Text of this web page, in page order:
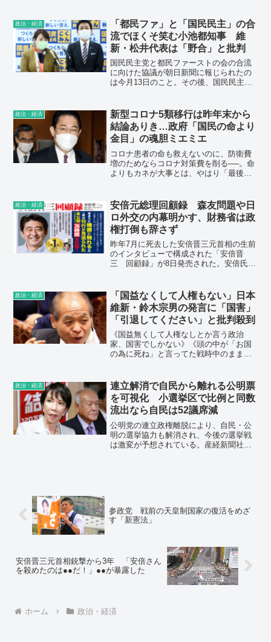
るに実質賃金上昇はマイナスなのであ
る。
政治・経済
「都民ファ」と「国民民主」の合
流でほくそ笑む小池都知事 維
新・松井代表は「野合」と批判
国民民主党と都民ファーストの会の合流
に向けた協議が朝日新聞に報じられたの
は今月13日のこと。その後、国民民主の
た。ところが、上機嫌の玉木氏に対し、
都民ファ側からは苦言も漏れ伝わる。維
新の松井一郎大阪市長と都民ファ特別顧
問の小池百合子都知事は犬猿の仲。都民
ファをとれば維新との関係が破談となる
のは明らかで、松井氏は、今回の合流話
にカンカン!!
政治・経済
新型コロナ5類移行は昨年末から
結論ありき…政府「国民の命より
金目」の魂胆ミエミエ
コロナ患者の命も救えないのに、防衛費
増のためならコロナ対策費を削る──。命
よりもカネが大事とは、やはり「最後は
政治・経済
安倍元総理回顧録 森友問題や日
ロ外交の内幕明かす、財務省は政
権打倒も辞さず
昨年7月に死去した安倍晋三元首相の生前
のインタビューで構成された「安倍晋
三 回顧録」が8日発売された。安倍氏は
を展開し、私を引きずり下ろそうと画策
した。
政治・経済
「国益なくして人権もない」日本
維新・鈴木宗男の発言に「国害」
「引退してください」と批判殺到
《国益無くして人権なしとか言う政治
家、国害でしかない》《頭の中が「お国
の為に死ね」と言ってた戦時中のままな
いとしか言いようがない》
政治・経済
連立解消で自民から離れる公明票
を可視化 小選挙区で比例と同数
流出なら自民は52議席減
公明党の連立政権離脱により、自民・公
明の選挙協力も解消され、今後の選挙戦
は激変が予想されている。産経新聞社が
参政党 戦前の天皇制国家の復活をめざ
す「新憲法」
安倍晋三元首相銃撃から3年 「安倍さん
を殺めたのは●●だ！」●●が暴露した
ホーム 政治・経済